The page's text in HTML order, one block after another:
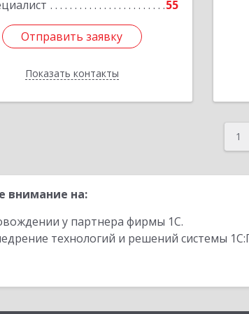
55
Отправить заявку
Показать контакты
Отправить заявку
Назад
1
внимание на:
у партнера фирмы 1С.
технологий и решений системы